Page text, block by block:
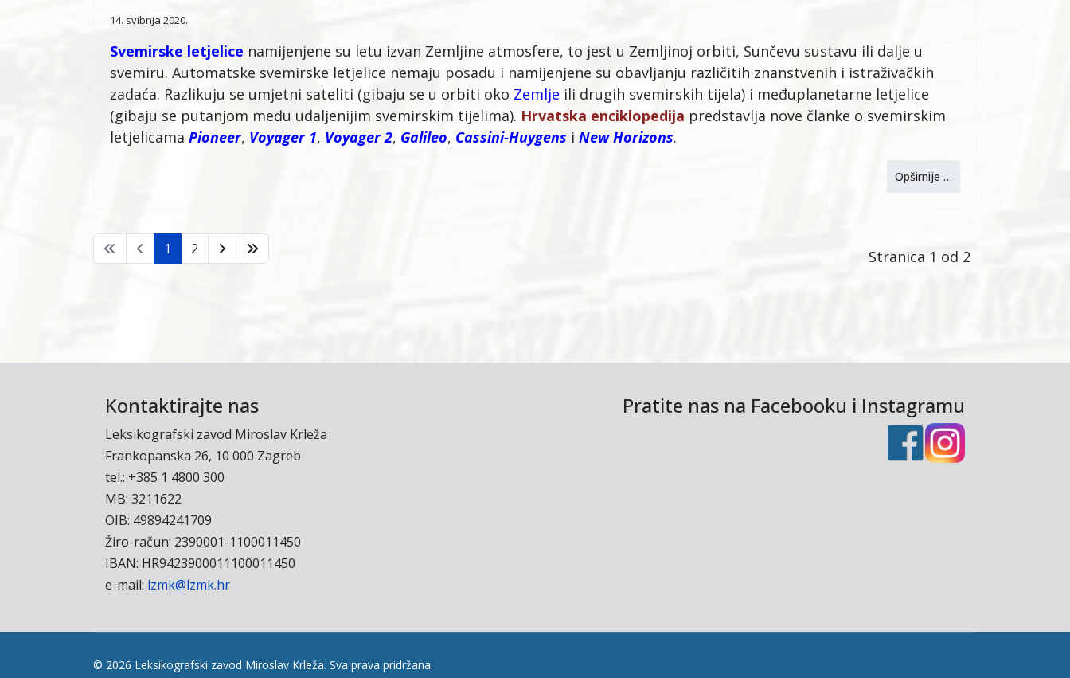
14. svibnja 2020.
Svemirske letjelice namijenjene su letu izvan Zemljine atmosfere, to jest u Zemljinoj orbiti, Sunčevu sustavu ili dalje u
svemiru. Automatske svemirske letjelice nemaju posadu i namijenjene su obavljanju različitih znanstvenih i istraživačkih
zadaća. Razlikuju se umjetni sateliti (gibaju se u orbiti oko Zemlje ili drugih svemirskih tijela) i međuplanetarne letjelice
(gibaju se putanjom među udaljenijim svemirskim tijelima). Hrvatska enciklopedija predstavlja nove članke o svemirskim
letjelicama Pioneer, Voyager 1, Voyager 2, Galileo, Cassini-Huygens i New Horizons.
Opširnije …
Stranica 1 od 2
1 2
Kontaktirajte nas
Leksikografski zavod Miroslav Krleža
Frankopanska 26, 10 000 Zagreb
tel.: +385 1 4800 300
MB: 3211622
OIB: 49894241709
Žiro-račun: 2390001-1100011450
IBAN: HR9423900011100011450
e-mail: lzmk@lzmk.hr
Pratite nas na Facebooku i Instagramu
© 2026 Leksikografski zavod Miroslav Krleža. Sva prava pridržana.